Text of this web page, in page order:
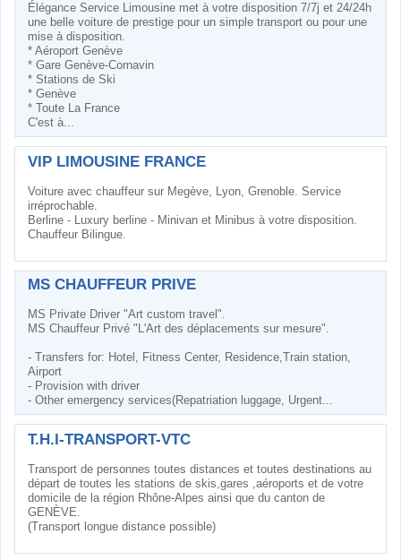
Élégance Service Limousine met à votre disposition 7/7j et 24/24h
une belle voiture de prestige pour un simple transport ou pour une
mise à disposition.
* Aéroport Genève
* Gare Genève-Cornavin
* Stations de Ski
* Genève
* Toute La France
C'est à...
VIP LIMOUSINE FRANCE
Voiture avec chauffeur sur Megève, Lyon, Grenoble. Service
irréprochable.
Berline - Luxury berline - Minivan et Minibus à votre disposition.
Chauffeur Bilingue.
MS CHAUFFEUR PRIVE
MS Private Driver "Art custom travel".
MS Chauffeur Privé "L'Art des déplacements sur mesure".
- Transfers for: Hotel, Fitness Center, Residence,Train station,
Airport
- Provision with driver
- Other emergency services(Repatriation luggage, Urgent...
T.H.I-TRANSPORT-VTC
Transport de personnes toutes distances et toutes destinations au
départ de toutes les stations de skis,gares ,aéroports et de votre
domicile de la région Rhône-Alpes ainsi que du canton de
GENÈVE.
(Transport longue distance possible)